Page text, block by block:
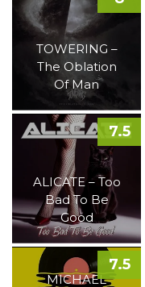
TOWERING –
The Oblation
Of Man
ALICATE – Too
Bad To Be
Good
7.5
MICHAEL
7.5